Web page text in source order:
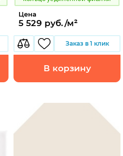
Цена
5 529 руб./м²
Заказ в 1 клик
В корзину